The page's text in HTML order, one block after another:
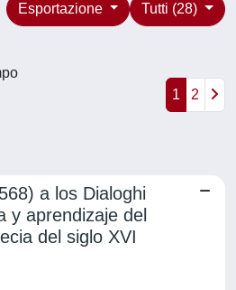
Tutti (28)
Esportazione
1 2
a los Dialoghi
y aprendizaje del
del siglo XVI